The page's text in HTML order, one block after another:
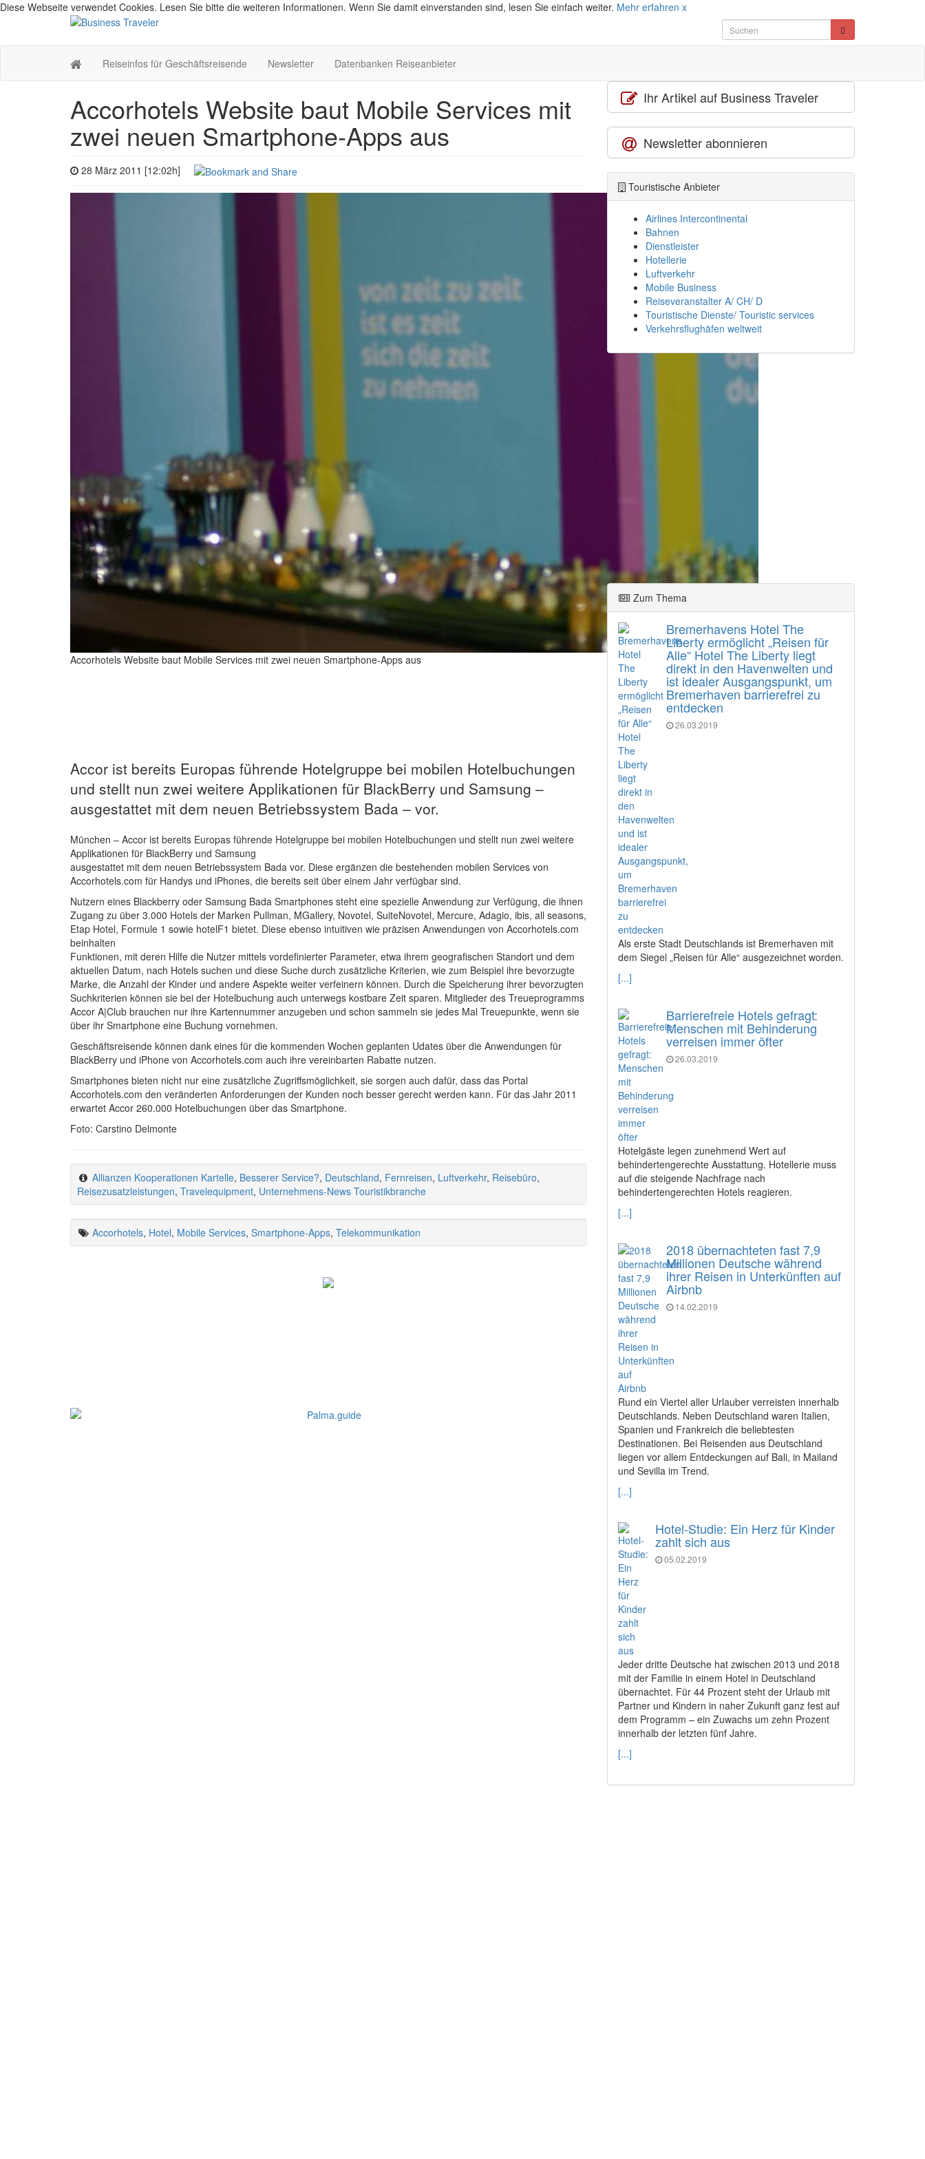
Diese Webseite verwendet Cookies. Lesen Sie bitte die weiteren Informationen. Wenn Sie damit einverstanden sind, lesen Sie einfach weiter. Mehr erfahren x
Reiseinfos für Geschäftsreisende Newsletter Datenbanken Reiseanbieter
Accorhotels Website baut Mobile Services mit
zwei neuen Smartphone-Apps aus
28 März 2011 [12:02h]
Accorhotels Website baut Mobile Services mit zwei neuen Smartphone-Apps aus
Accor ist bereits Europas führende Hotelgruppe bei mobilen Hotelbuchungen
und stellt nun zwei weitere Applikationen für BlackBerry und Samsung –
ausgestattet mit dem neuen Betriebssystem Bada – vor.
München – Accor ist bereits Europas führende Hotelgruppe bei mobilen Hotelbuchungen und stellt nun zwei weitere
Applikationen für BlackBerry und Samsung
ausgestattet mit dem neuen Betriebssystem Bada vor. Diese ergänzen die bestehenden mobilen Services von
Accorhotels.com für Handys und iPhones, die bereits seit über einem Jahr verfügbar sind.
Nutzern eines Blackberry oder Samsung Bada Smartphones steht eine spezielle Anwendung zur Verfügung, die ihnen
Zugang zu über 3.000 Hotels der Marken Pullman, MGallery, Novotel, SuiteNovotel, Mercure, Adagio, ibis, all seasons,
Etap Hotel, Formule 1 sowie hotelF1 bietet. Diese ebenso intuitiven wie präzisen Anwendungen von Accorhotels.com
beinhalten
Funktionen, mit deren Hilfe die Nutzer mittels vordefinierter Parameter, etwa ihrem geografischen Standort und dem
aktuellen Datum, nach Hotels suchen und diese Suche durch zusätzliche Kriterien, wie zum Beispiel ihre bevorzugte
Marke, die Anzahl der Kinder und andere Aspekte weiter verfeinern können. Durch die Speicherung ihrer bevorzugten
Suchkriterien können sie bei der Hotelbuchung auch unterwegs kostbare Zeit sparen. Mitglieder des Treueprogramms
Accor A|Club brauchen nur ihre Kartennummer anzugeben und schon sammeln sie jedes Mal Treuepunkte, wenn sie
über ihr Smartphone eine Buchung vornehmen.
Geschäftsreisende können dank eines für die kommenden Wochen geplanten Udates über die Anwendungen für
BlackBerry und iPhone von Accorhotels.com auch ihre vereinbarten Rabatte nutzen.
Smartphones bieten nicht nur eine zusätzliche Zugriffsmöglichkeit, sie sorgen auch dafür, dass das Portal
Accorhotels.com den veränderten Anforderungen der Kunden noch besser gerecht werden kann. Für das Jahr 2011
erwartet Accor 260.000 Hotelbuchungen über das Smartphone.
Foto: Carstino Delmonte
Allianzen Kooperationen Kartelle, Besserer Service?, Deutschland, Fernreisen, Luftverkehr, Reisebüro,
Reisezusatzleistungen, Travelequipment, Unternehmens-News Touristikbranche
Accorhotels, Hotel, Mobile Services, Smartphone-Apps, Telekommunikation
Ihr Artikel auf Business Traveler
Newsletter abonnieren
Touristische Anbieter
Airlines Intercontinental
Bahnen
Dienstleister
Hotellerie
Luftverkehr
Mobile Business
Reiseveranstalter A/ CH/ D
Touristische Dienste/ Touristic services
Verkehrsflughäfen weltweit
Zum Thema
Bremerhavens Hotel The
Liberty ermöglicht „Reisen für
Alle“ Hotel The Liberty liegt
direkt in den Havenwelten und
ist idealer Ausgangspunkt, um
Bremerhaven barrierefrei zu
entdecken
26.03.2019
Als erste Stadt Deutschlands ist Bremerhaven mit
dem Siegel „Reisen für Alle“ ausgezeichnet worden.
[...]
Barrierefreie Hotels gefragt:
Menschen mit Behinderung
verreisen immer öfter
26.03.2019
Hotelgäste legen zunehmend Wert auf
behindertengerechte Ausstattung. Hotellerie muss
auf die steigende Nachfrage nach
behindertengerechten Hotels reagieren.
[...]
2018 übernachteten fast 7,9
Millionen Deutsche während
ihrer Reisen in Unterkünften auf
Airbnb
14.02.2019
Rund ein Viertel aller Urlauber verreisten innerhalb
Deutschlands. Neben Deutschland waren Italien,
Spanien und Frankreich die beliebtesten
Destinationen. Bei Reisenden aus Deutschland
liegen vor allem Entdeckungen auf Bali, in Mailand
und Sevilla im Trend.
[...]
Hotel-Studie: Ein Herz für Kinder
zahlt sich aus
05.02.2019
Jeder dritte Deutsche hat zwischen 2013 und 2018
mit der Familie in einem Hotel in Deutschland
übernachtet. Für 44 Prozent steht der Urlaub mit
Partner und Kindern in naher Zukunft ganz fest auf
dem Programm – ein Zuwachs um zehn Prozent
innerhalb der letzten fünf Jahre.
[...]